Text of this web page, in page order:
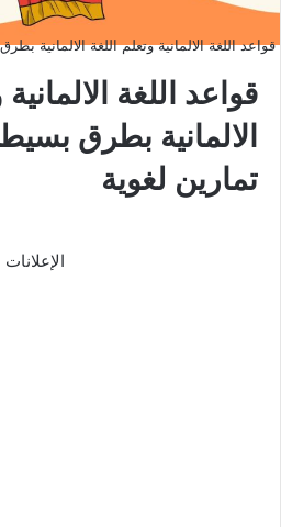
قواعد اللغة الالمانية وتعلم اللغة الالمانية
قواعد اللغة
الالمانية بطرق
تمارين لغوية
الإعلانات